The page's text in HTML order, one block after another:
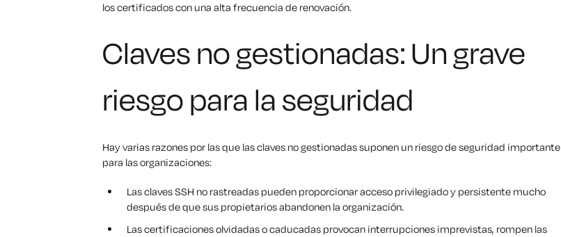
los certificados con una alta frecuencia de renovación.
Claves no gestionadas: Un grave
riesgo para la seguridad
Hay varias razones por las que las claves no gestionadas suponen un riesgo de seguridad importante
para las organizaciones:
Las claves SSH no rastreadas pueden proporcionar acceso privilegiado y persistente mucho
después de que sus propietarios abandonen la organización.
Las certificaciones olvidadas o caducadas provocan interrupciones imprevistas, rompen las